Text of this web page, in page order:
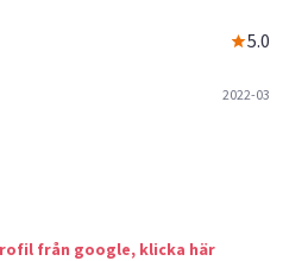
5.0
2022-03
från google, klicka här